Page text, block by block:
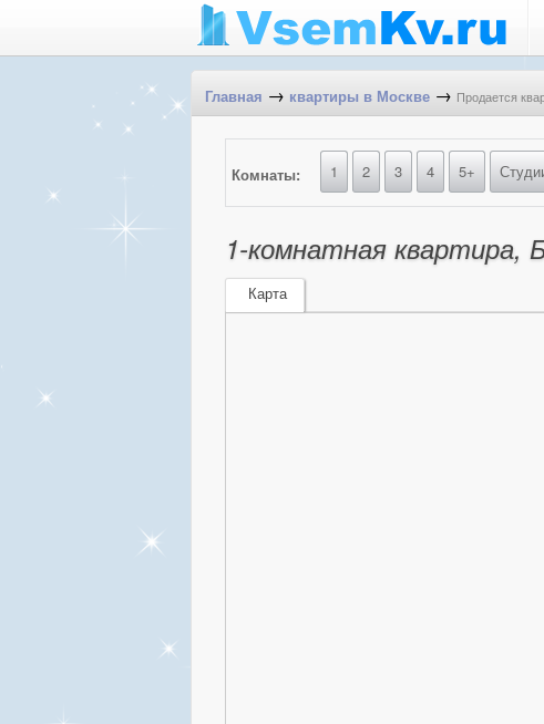
Главная → квартиры в Москве → Продается
Комнаты: 1 2 3 4 5+
1-комнатная квартира,
Карта